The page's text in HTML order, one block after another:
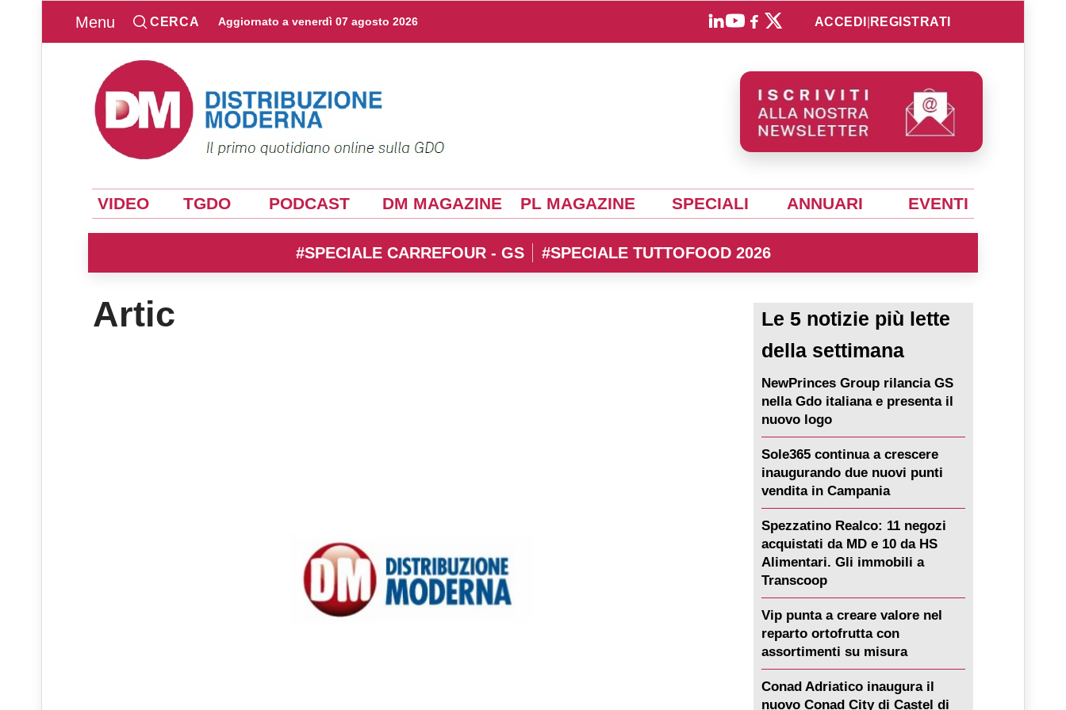
Menu CERCA Aggiornato a venerdì 07 agosto 2026 ACCEDI REGISTRATI
VIDEO TGDO PODCAST DM MAGAZINE PL MAGAZINE SPECIALI ANNUARI EVENTI
#SPECIALE CARREFOUR - GS #SPECIALE TUTTOFOOD 2026
Artic
Le 5 notizie più lette
della settimana
NewPrinces Group rilancia GS
nella Gdo italiana e presenta il
nuovo logo
Sole365 continua a crescere
inaugurando due nuovi punti
vendita in Campania
Spezzatino Realco: 11 negozi
acquistati da MD e 10 da HS
Alimentari. Gli immobili a
Transcoop
Vip punta a creare valore nel
reparto ortofrutta con
assortimenti su misura
Conad Adriatico inaugura il
nuovo Conad City di Castel di